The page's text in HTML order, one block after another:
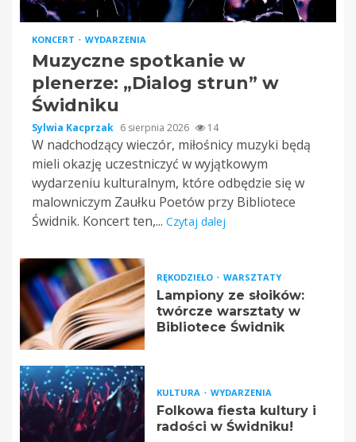
KONCERT WYDARZENIA
Muzyczne spotkanie w
plenerze: „Dialog strun” w
Świdniku
Sylwia Kacprzak 6 sierpnia 2026 14
W nadchodzący wieczór, miłośnicy muzyki będą
mieli okazję uczestniczyć w wyjątkowym
wydarzeniu kulturalnym, które odbędzie się w
malowniczym Zaułku Poetów przy Bibliotece
Świdnik. Koncert ten,... Czytaj dalej
RĘKODZIEŁO WARSZTATY
Lampiony ze słoików:
twórcze warsztaty w
Bibliotece Świdnik
KULTURA WYDARZENIA
Folkowa fiesta kultury i
radości w Świdniku!